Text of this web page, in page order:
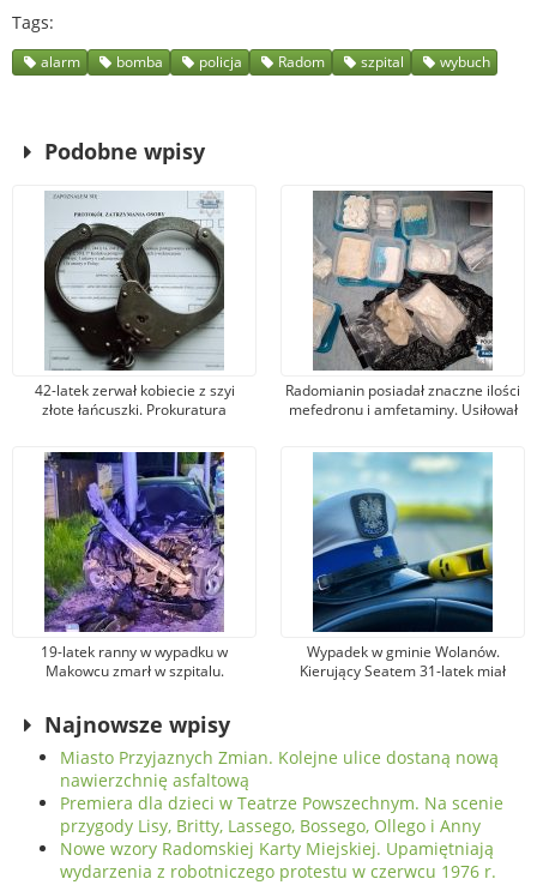
Tags
alarm bomba policja Radom szpital wybuch
Podobne wpisy
42-latek zerwał kobiecie z szyi
złote łańcuszki. Prokuratura
zuchwałej
Radomianin posiadał znaczne ilości
mefedronu i amfetaminy. Usiłował
19-latek ranny w wypadku w
Makowcu zmarł w szpitalu.
Wypadek w gminie Wolanów.
Kierujący Seatem 31-latek miał
Najnowsze wpisy
Miasto Przyjaznych Zmian. Kolejne ulice dostaną nową
nawierzchnię asfaltową
Premiera dla dzieci w Teatrze Powszechnym. Na scenie
przygody Lisy, Britty, Lassego, Bossego, Ollego i Anny
Nowe wzory Radomskiej Karty Miejskiej. Upamiętniają
wydarzenia z robotniczego protestu w czerwcu 1976 r.